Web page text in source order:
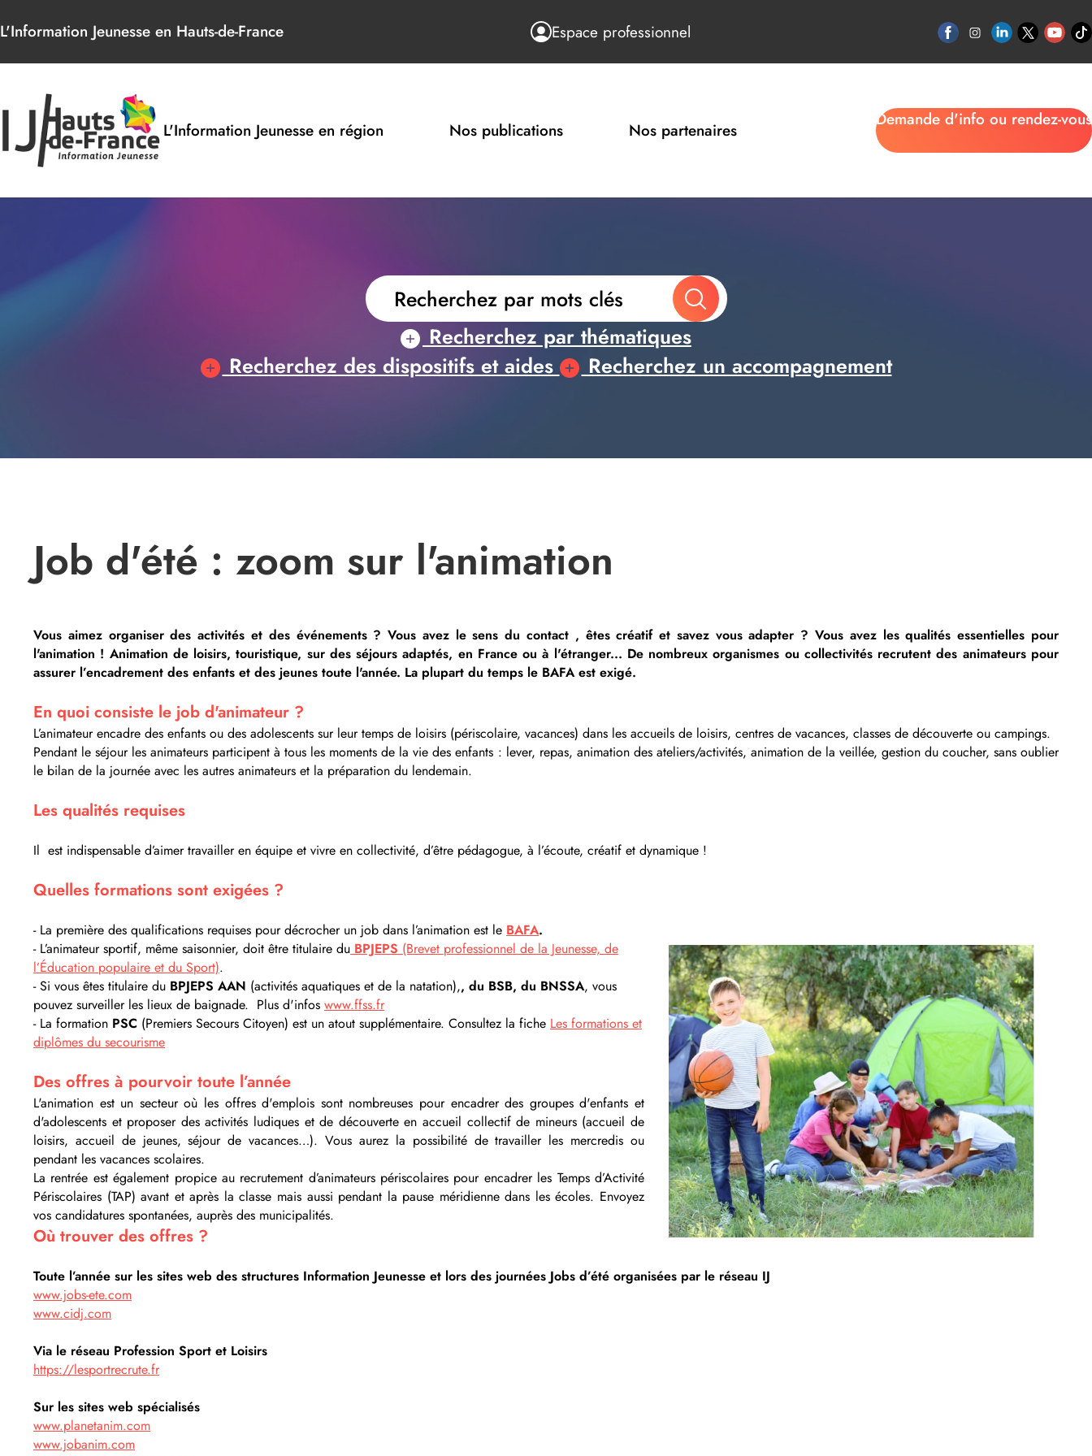
L'Information Jeunesse en Hauts-de-France Espace professionnel
L'Information Jeunesse en région Nos publications Nos partenaires
Demande d'info ou rendez-vous
Recherchez par thématiques
Recherchez des dispositifs et aides
Recherchez un accompagnement
Job d'été : zoom sur l'animation
Vous aimez organiser des activités et des événements ? Vous avez le sens du contact , êtes créatif et savez vous adapter ? Vous avez les qualités essentielles pour
l'animation ! Animation de loisirs, touristique, sur des séjours adaptés, en France ou à l'étranger... De nombreux organismes ou collectivités recrutent des animateurs pour
assurer l’encadrement des enfants et des jeunes toute l'année. La plupart du temps le BAFA est exigé.
En quoi consiste le job d'animateur ?
L’animateur encadre des enfants ou des adolescents sur leur temps de loisirs (périscolaire, vacances) dans les accueils de loisirs, centres de vacances, classes de découverte ou campings.
Pendant le séjour les animateurs participent à tous les moments de la vie des enfants : lever, repas, animation des ateliers/activités, animation de la veillée, gestion du coucher, sans oublier
le bilan de la journée avec les autres animateurs et la préparation du lendemain.
Les qualités requises
Il est indispensable d’aimer travailler en équipe et vivre en collectivité, d’être pédagogue, à l’écoute, créatif et dynamique !
Quelles formations sont exigées ?
- La première des qualifications requises pour décrocher un job dans l’animation est le BAFA.
- L’animateur sportif, même saisonnier, doit être titulaire du BPJEPS (Brevet professionnel de la Jeunesse, de
l’Éducation populaire et du Sport).
- Si vous êtes titulaire du BPJEPS AAN (activités aquatiques et de la natation),, du BSB, du BNSSA, vous
pouvez surveiller les lieux de baignade. Plus d'infos www.ffss.fr
- La formation PSC (Premiers Secours Citoyen) est un atout supplémentaire. Consultez la fiche Les formations et
diplômes du secourisme
Des offres à pourvoir toute l’année
L'animation est un secteur où les offres d'emplois sont nombreuses pour encadrer des groupes d'enfants et
d'adolescents et proposer des activités ludiques et de découverte en accueil collectif de mineurs (accueil de
loisirs, accueil de jeunes, séjour de vacances…). Vous aurez la possibilité de travailler les mercredis ou
pendant les vacances scolaires.
La rentrée est également propice au recrutement d’animateurs périscolaires pour encadrer les Temps d’Activité
Périscolaires (TAP) avant et après la classe mais aussi pendant la pause méridienne dans les écoles. Envoyez
vos candidatures spontanées, auprès des municipalités.
Où trouver des offres ?
Toute l’année sur les sites web des structures Information Jeunesse et lors des journées Jobs d’été organisées par le réseau IJ
www.jobs-ete.com
www.cidj.com
Via le réseau Profession Sport et Loisirs
https://lesportrecrute.fr
Sur les sites web spécialisés
www.planetanim.com
www.jobanim.com